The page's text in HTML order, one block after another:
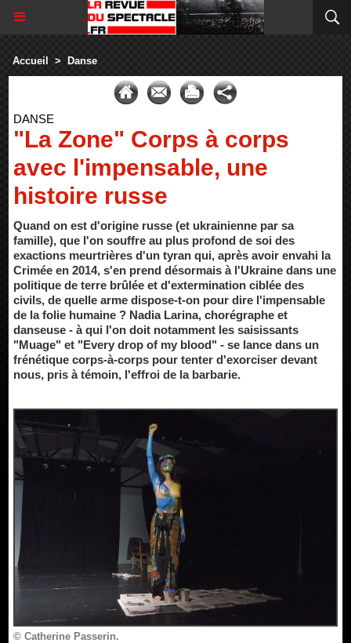
Accueil > Danse
DANSE
"La Zone" Corps à corps
avec l'impensable, une
histoire russe
Quand on est d'origine russe (et ukrainienne par sa
famille), que l'on souffre au plus profond de soi des
exactions meurtrières d'un tyran qui, après avoir envahi la
Crimée en 2014, s'en prend désormais à l'Ukraine dans une
politique de terre brûlée et d'extermination ciblée des
civils, de quelle arme dispose-t-on pour dire l'impensable
de la folie humaine ? Nadia Larina, chorégraphe et
danseuse - à qui l'on doit notamment les saisissants
"Muage" et "Every drop of my blood" - se lance dans un
frénétique corps-à-corps pour tenter d'exorciser devant
nous, pris à témoin, l'effroi de la barbarie.
© Catherine Passerin.